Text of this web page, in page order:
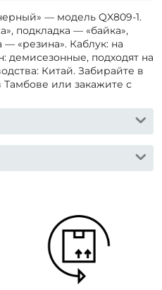
— модель QX809-1.
подкладка — «байка»,
«резина». Каблук: на
демисезонные, подходят на
Китай. Забирайте в
Тамбове или закажите с